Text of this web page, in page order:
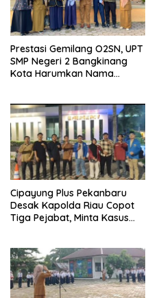
Prestasi Gemilang O2SN, UPT
SMP Negeri 2 Bangkinang
Kota Harumkan Nama
Cipayung Plus Pekanbaru
Desak Kapolda Riau Copot
Tiga Pejabat, Minta Kasus